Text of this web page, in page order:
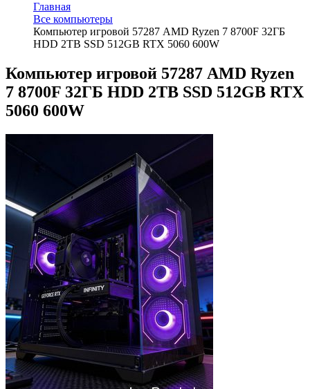
Главная
Все компьютеры
Компьютер игровой 57287 AMD Ryzen 7 8700F 32ГБ
HDD 2TB SSD 512GB RTX 5060 600W
Компьютер игровой 57287 AMD Ryzen
7 8700F 32ГБ HDD 2TB SSD 512GB RTX
5060 600W